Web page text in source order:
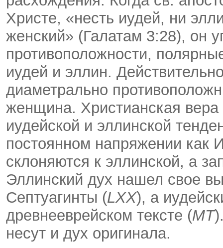
Христе, «несть иудей, ни
женский» (Галатам 3:28), он
противоположности,
иудей и эллин.
диаметрально
женщина. Христианская вера
иудейской и эллинской
постоянном напряжении как
склоняются к эллинской, а
Эллинский дух нашел свое
Септуагинты (LXX), а
древнееврейском тексте (MT
несут и дух оригинала.